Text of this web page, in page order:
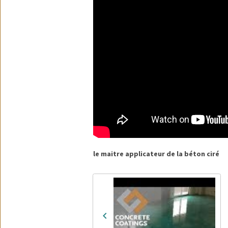
le maitre applicateur de la béton ciré